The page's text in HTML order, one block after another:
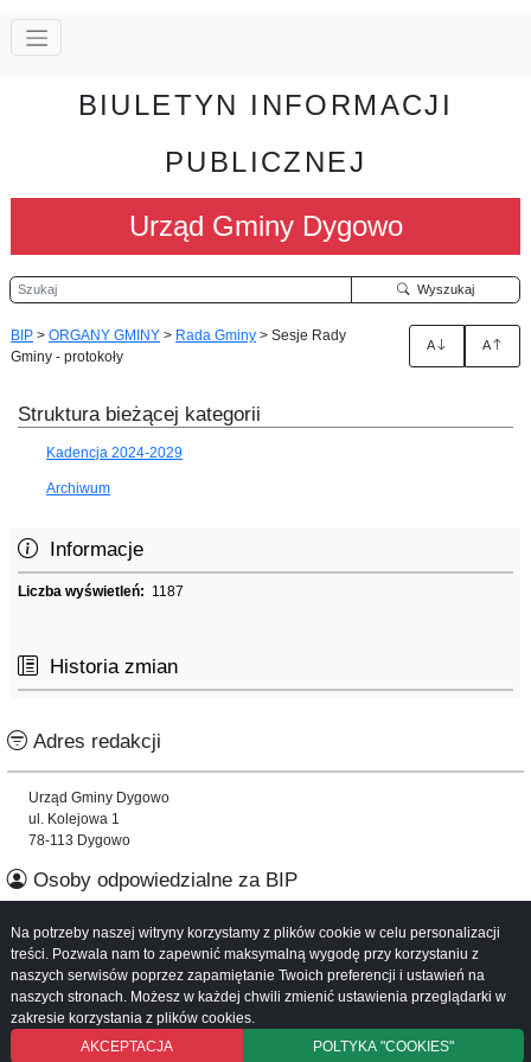
BIULETYN INFORMACJI
PUBLICZNEJ
Urząd Gminy Dygowo
Szukaj Wyszukaj
BIP > ORGANY GMINY > Rada Gminy > Sesje Rady
Gminy - protokoły
A A
Struktura bieżącej kategorii
Kadencja 2024-2029
Archiwum
Informacje
Liczba wyświetleń: 1187
Historia zmian
Adres redakcji
Urząd Gminy Dygowo
ul. Kolejowa 1
78-113 Dygowo
Osoby odpowiedzialne za BIP
Informacje o serwisie
Mapa serwisu
Instrukcja obsługi
Na potrzeby naszej witryny korzystamy z plików cookie w celu personalizacji
treści. Pozwala nam to zapewnić maksymalną wygodę przy korzystaniu z
naszych serwisów poprzez zapamiętanie Twoich preferencji i ustawień na
naszych stronach. Możesz w każdej chwili zmienić ustawienia przeglądarki w
zakresie korzystania z plików cookies.
AKCEPTACJA
POLTYKA "COOKIES"